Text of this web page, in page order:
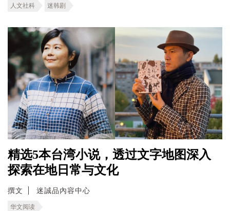
人文社科 迷韩剧
精选5本台湾小说，透过文字地图深入
探索在地日常与文化
撰文 迷誠品內容中心
华文阅读